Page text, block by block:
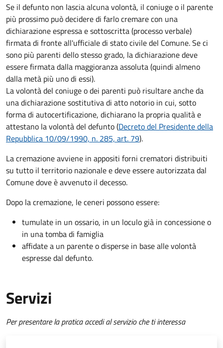
Se il defunto non lascia alcuna volontà, il coniuge o il parente
più prossimo può decidere di farlo cremare con una
dichiarazione espressa e sottoscritta (processo verbale)
firmata di fronte all'ufficiale di stato civile del Comune. Se ci
sono più parenti dello stesso grado, la dichiarazione deve
essere firmata dalla maggioranza assoluta (quindi almeno
dalla metà più uno di essi).
La volontà del coniuge o dei parenti può risultare anche da
una dichiarazione sostitutiva di atto notorio in cui, sotto
forma di autocertificazione, dichiarano la propria qualità e
attestano la volontà del defunto (Decreto del Presidente della
Repubblica 10/09/1990, n. 285, art. 79).
La cremazione avviene in appositi forni crematori distribuiti
su tutto il territorio nazionale e deve essere autorizzata dal
Comune dove è avvenuto il decesso.
Dopo la cremazione, le ceneri possono essere:
tumulate in un ossario, in un loculo già in concessione o
in una tomba di famiglia
affidate a un parente o disperse in base alle volontà
espresse dal defunto.
Servizi
Per presentare la pratica accedi al servizio che ti interessa